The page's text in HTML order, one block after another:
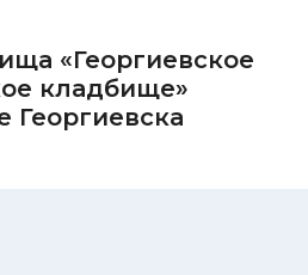
«Георгиевское
кладбище»
Георгиевска